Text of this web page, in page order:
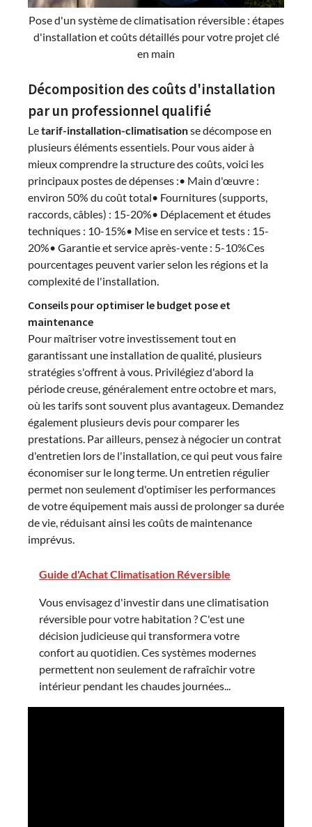
Pose d'un système de climatisation réversible : étapes
d'installation et coûts détaillés pour votre projet clé
en main
Décomposition des coûts d'installation
par un professionnel qualifié
Letarif-installation-climatisationse décompose en
plusieurs éléments essentiels. Pour vous aider à
mieux comprendre la structure des coûts, voici les
principaux postes de dépenses :• Main d'œuvre :
environ 50% du coût total• Fournitures (supports,
raccords, câbles) : 15-20%• Déplacement et études
techniques : 10-15%• Mise en service et tests : 15-
20%• Garantie et service après-vente : 5-10%Ces
pourcentages peuvent varier selon les régions et la
complexité de l'installation.
Conseils pour optimiser le budget pose et
maintenance
Pour maîtriser votre investissement tout en
garantissant une installation de qualité, plusieurs
stratégies s'offrent à vous. Privilégiez d'abord la
période creuse, généralement entre octobre et mars,
où les tarifs sont souvent plus avantageux. Demandez
également plusieurs devis pour comparer les
prestations. Par ailleurs, pensez à négocier un contrat
d'entretien lors de l'installation, ce qui peut vous faire
économiser sur le long terme. Un entretien régulier
permet non seulement d'optimiser les performances
de votre équipement mais aussi de prolonger sa durée
de vie, réduisant ainsi les coûts de maintenance
imprévus.
Guide d'Achat Climatisation Réversible
Vous envisagez d'investir dans une climatisation
réversible pour votre habitation ? C'est une
décision judicieuse qui transformera votre
confort au quotidien. Ces systèmes modernes
permettent non seulement de rafraîchir votre
intérieur pendant les chaudes journées...